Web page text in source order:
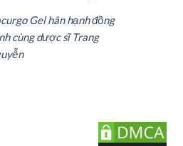
Gel hân hạnh đồng
cùng dược sĩ Trang